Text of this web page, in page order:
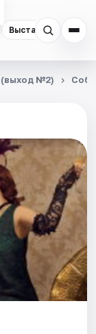
Выставки
(выход №2)